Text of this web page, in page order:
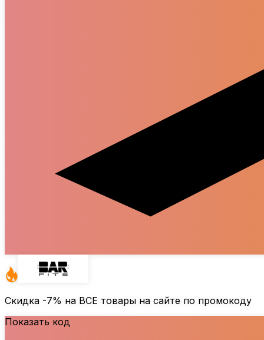
Скидка -7% на ВСЕ товары на сайте по промокоду
Показать код